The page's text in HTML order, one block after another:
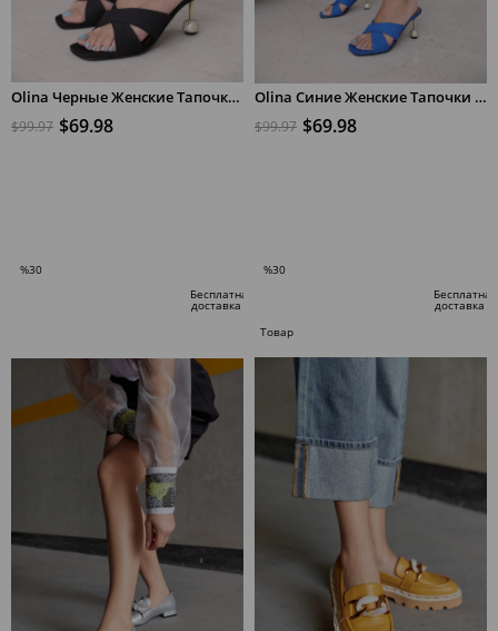
Olina Черные Женские Тапочки на Каблуке из Натуральной Кожи
$69.98
$99.97
%30
Бесплатная
доставка
Olina Синие Женские Тапочки на Каблуке из Натуральной Кожи с Камнями
$69.98
$99.97
%30
Бесплатная
доставка
Товар
по
предложению